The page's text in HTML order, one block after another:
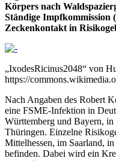
Körpers nach
Ständige Impfkommission
Zeckenkontakt in
„IxodesRicinus2048“ von
https://
Nach Angaben des Robert
eine FSME-Infektion in
Württemberg und Bayern, in
Thüringen. Einzelne
Mittelhessen, im Saarland,
befinden. Dabei wird ein